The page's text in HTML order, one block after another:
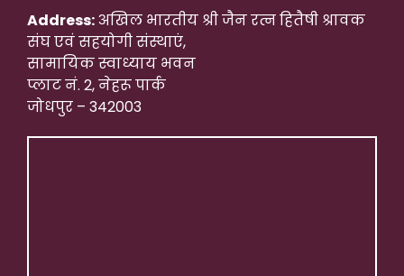
Address:अखिल भारतीय श्री जैन रत्न हितैषी श्रावक
संघ एवं सहयोगी संस्थाएं,
सामायिक स्वाध्याय भवन
प्लाट नं. 2, नेहरू पार्क
जोधपुर – 342003